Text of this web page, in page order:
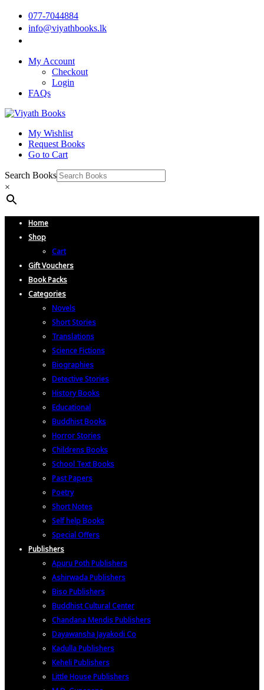
077-7044884
info@viyathbooks.lk
My Account
Checkout
Login
FAQs
My Wishlist
Request Books
Go to Cart
Search Books
×
Home
Shop
Cart
Gift Vouchers
Book Packs
Categories
Novels
Short Stories
Translations
Science Fictions
Biographies
Detective Stories
History Books
Educational
Buddhist Books
Horror Stories
Childrens Books
School Text Books
Past Papers
Poetry
Short Notes
Self help Books
Special Offers
Publishers
Apuru Poth Publishers
Ashirwada Publishers
Biso Publishers
Buddhist Cultural Center
Chandana Mendis Publishers
Dayawansha Jayakodi Co
Kadulla Publishers
Keheli Publishers
Little House Publishers